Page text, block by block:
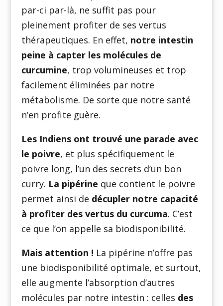
par-ci par-là, ne suffit pas pour
pleinement profiter de ses vertus
thérapeutiques. En effet, notre intestin
peine à capter les molécules de
curcumine, trop volumineuses et trop
facilement éliminées par notre
métabolisme. De sorte que notre santé
n’en profite guère.
Les Indiens ont trouvé une parade avec
le poivre, et plus spécifiquement le
poivre long, l’un des secrets d’un bon
curry. La pipérine que contient le poivre
permet ainsi de décupler notre capacité
à profiter des vertus du curcuma. C’est
ce que l’on appelle sa biodisponibilité.
Mais attention ! La pipérine n’offre pas
une biodisponibilité optimale, et surtout,
elle augmente l’absorption d’autres
molécules par notre intestin : celles des